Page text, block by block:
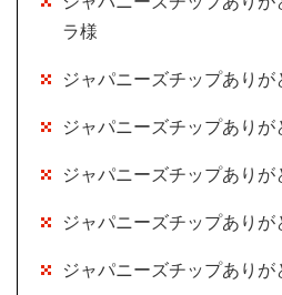
ラ様
ジャパニーズチップあり
ジャパニーズチップありが
ジャパニーズチップありが
ジャパニーズチップありが
ジャパニーズチップありが